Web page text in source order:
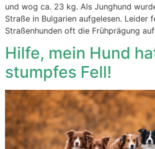
und wog ca. 23 kg. Als Junghund
Straße in Bulgarien aufgelesen. Leider
Straßenhunden oft die Frühprägung
Hilfe, mein Hund
stumpfes Fell!